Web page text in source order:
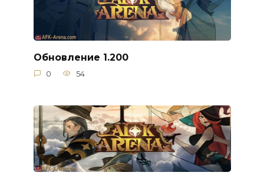
Обновление 1.200
0 54